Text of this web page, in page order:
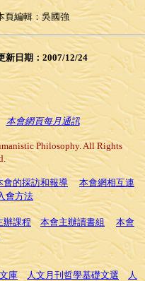
頁編輯：吳國強
新日期：2007/12/24
本會網頁每月通訊
Philosophy. All Rights
會的採訪和報導
本會網相互連
會方法
辦課程 本會主辦讀書組
本會
庫 人文月刊哲學基礎文選
人